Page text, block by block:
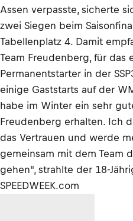
Assen verpasste, sicherte
zwei Siegen beim
Tabellenplatz 4. Damit
Team Freudenberg, für das
Permanentstarter in der
einige Gaststarts auf der
habe im Winter ein sehr
Freudenberg erhalten. Ich
das Vertrauen und werde
gemeinsam mit dem Team
gehen", strahlte der 18-
SPEEDWEEK.com